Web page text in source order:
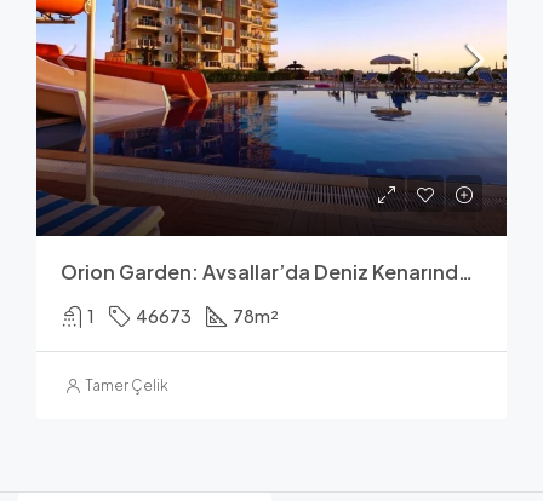
Orion Garden: Avsallar’da Deniz Kenarında Lüks Yaşam
1 46673 78m²
Tamer Çelik